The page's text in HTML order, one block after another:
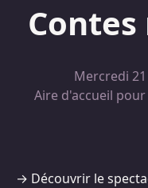
Mercredi
Aire d'accueil
→ Découvrir le